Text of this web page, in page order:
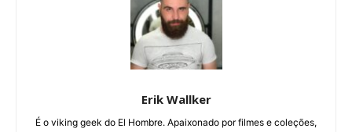
Erik Wallker
É o viking geek do El Hombre. Apaixonado por filmes e coleções,